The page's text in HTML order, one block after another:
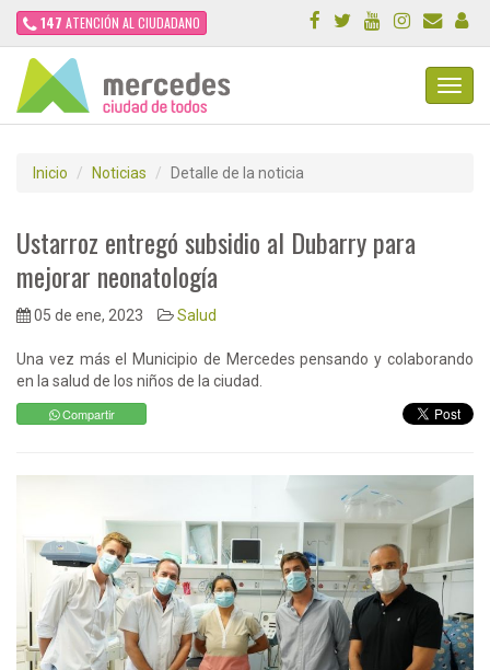
147 ATENCIÓN AL CIUDADANO
Inicio Noticias Detalle de la noticia
Ustarroz entregó subsidio al Dubarry para
mejorar neonatología
05 de ene, 2023 Salud
Una vez más el Municipio de Mercedes pensando y colaborando
en la salud de los niños de la ciudad.
Compartir